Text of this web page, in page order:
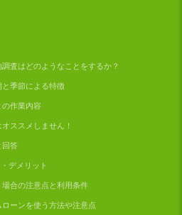
査はどのようなことをするか？
季節による特徴
の作業内容
ススメしません！
回答
デメリット
合の注意点と利用条件
ーンを使う方法や注意点